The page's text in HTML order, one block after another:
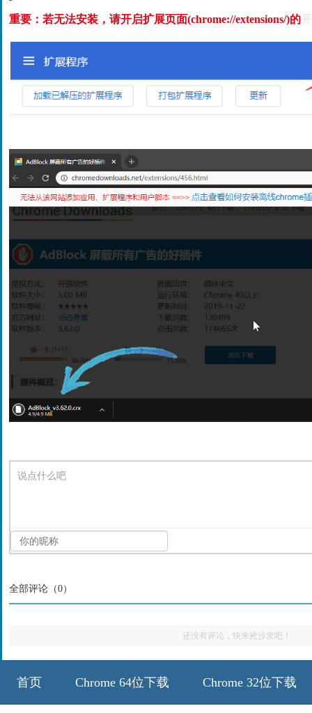
重要：若无法安装，请开启扩展页面(chrome://extensions/)的
说点什么吧
全部评论（0）
还没有评论，快来抢沙发吧！
首页 Chrome 64位下载 Chrome 32位下载